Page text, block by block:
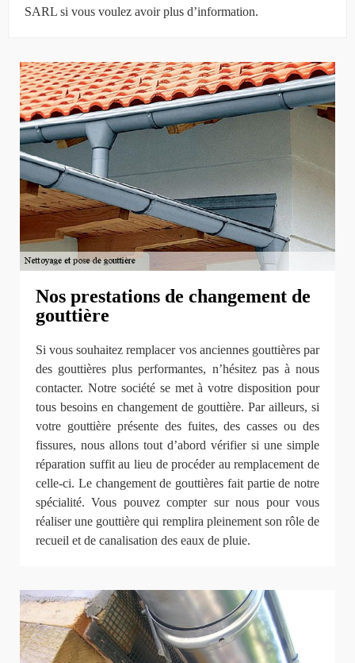
SARL si vous voulez avoir plus d’information.
Nos prestations de changement de
gouttière
Si vous souhaitez remplacer vos anciennes gouttières par
des gouttières plus performantes, n’hésitez pas à nous
contacter. Notre société se met à votre disposition pour
tous besoins en changement de gouttière. Par ailleurs, si
votre gouttière présente des fuites, des casses ou des
fissures, nous allons tout d’abord vérifier si une simple
réparation suffit au lieu de procéder au remplacement de
celle-ci. Le changement de gouttières fait partie de notre
spécialité. Vous pouvez compter sur nous pour vous
réaliser une gouttière qui remplira pleinement son rôle de
recueil et de canalisation des eaux de pluie.